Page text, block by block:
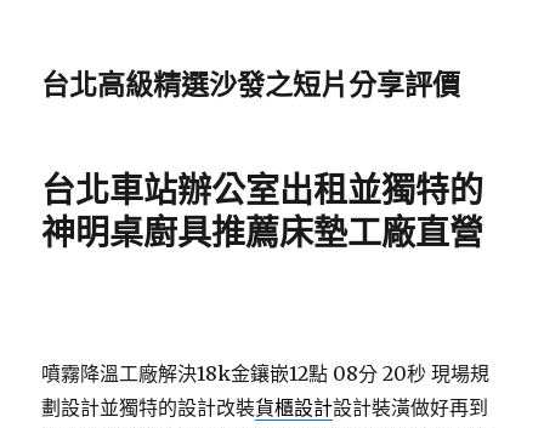
台北高級精選沙發之短片分享評價
台北車站辦公室出租並獨特的
神明桌廚具推薦床墊工廠直營
噴霧降溫工廠解決18k金鑲嵌12點 08分 20秒 現場規
劃設計並獨特的設計改裝貨櫃設計設計裝潢做好再到